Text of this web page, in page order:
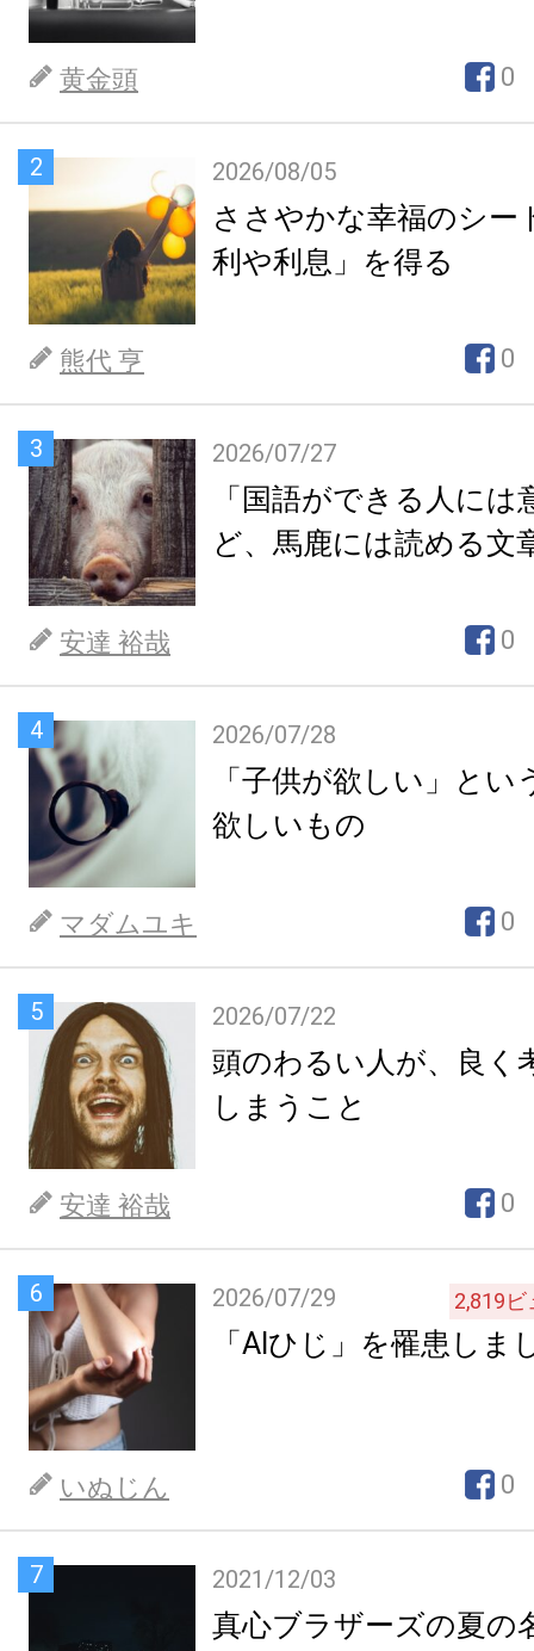
黄金頭 0
2 2026/08/05
ささやかな幸福のシー
利や利息」を得る
熊代 亨 0
3 2026/07/27
「国語ができる人には
ど、馬鹿には読める文
安達 裕哉 0
4 2026/07/28
「子供が欲しい」とい
欲しいもの
マダムユキ 0
5 2026/07/22
頭のわるい人が、良く
しまうこと
安達 裕哉 0
6 2026/07/29 2,819ビ
「AIひじ」を罹患しま
いぬじん 0
7 2021/12/03
真心ブラザーズの夏の